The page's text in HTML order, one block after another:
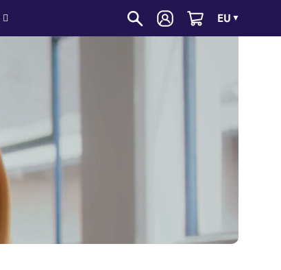
EU ▼